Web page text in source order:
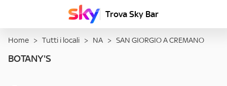
Trova Sky Bar
Home > Tutti i locali > NA > SAN GIORGIO A CREMANO
BOTANY'S